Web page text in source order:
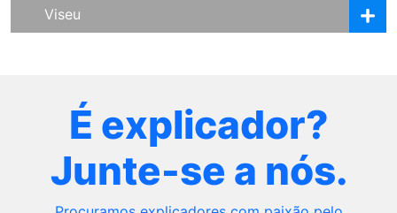
Viseu
É explicador?
Junte-se a nós.